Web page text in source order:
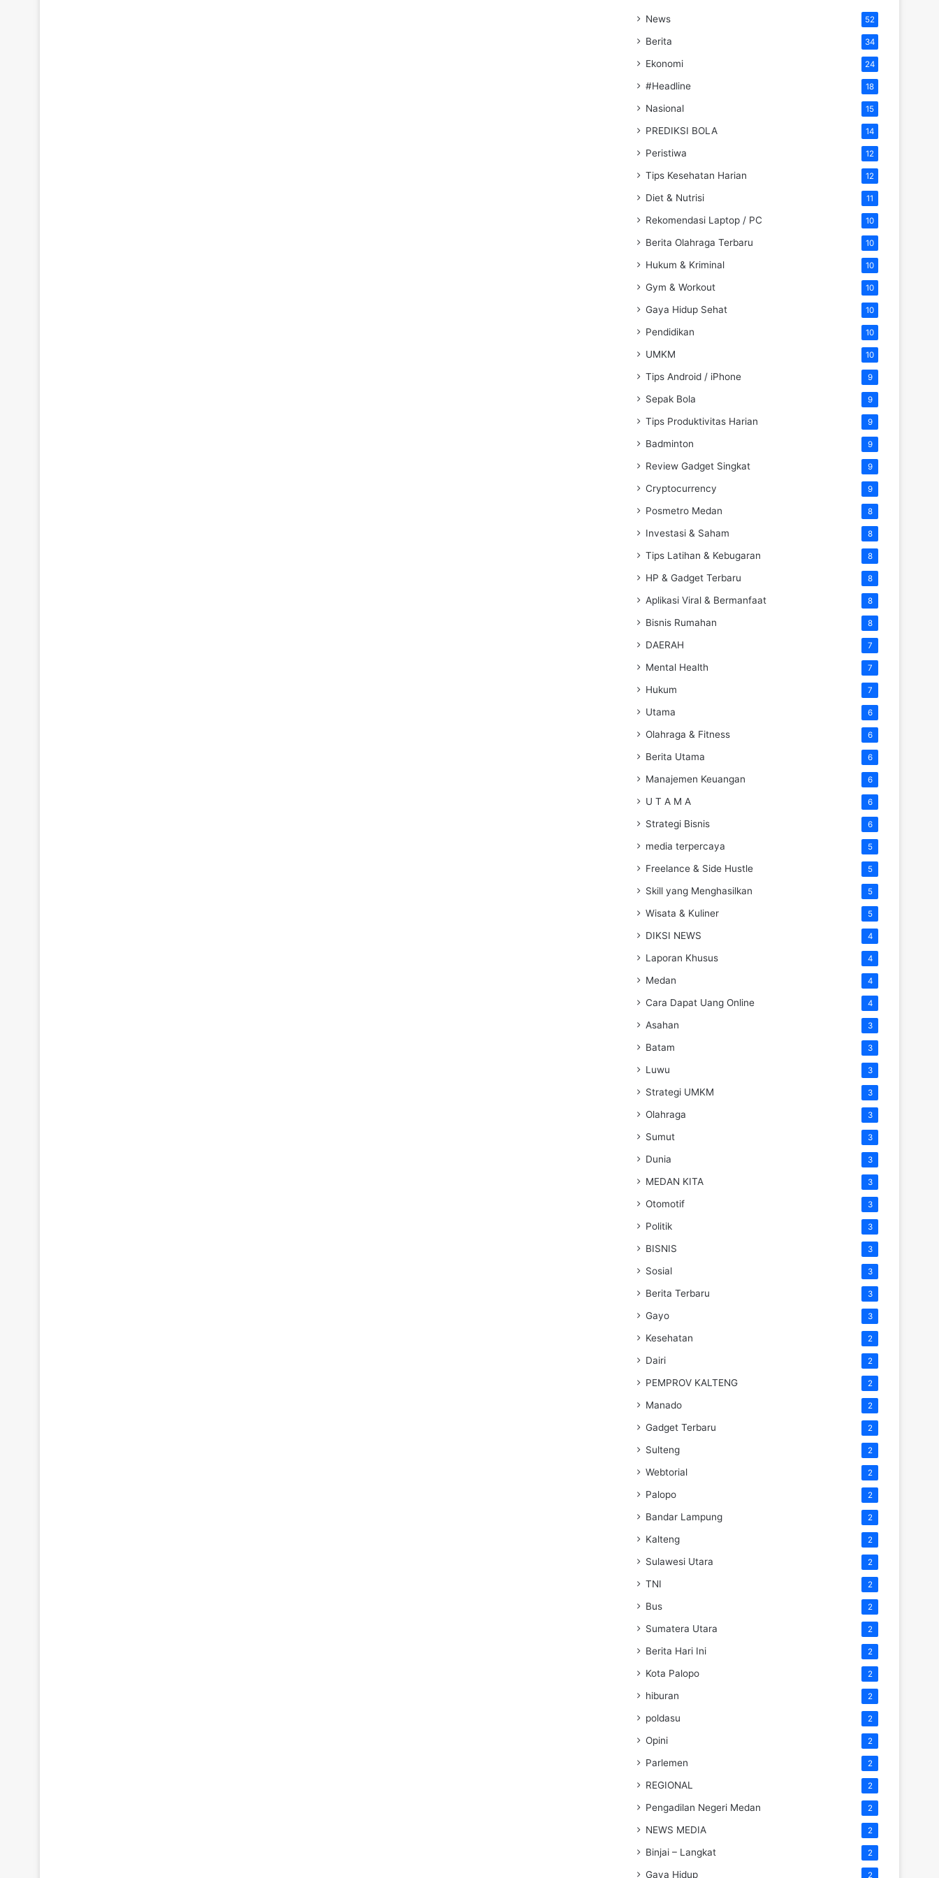
News 52
Berita 34
Ekonomi 24
#Headline 18
Nasional 15
PREDIKSI BOLA 14
Peristiwa 12
Tips Kesehatan Harian 12
Diet & Nutrisi 11
Rekomendasi Laptop / PC 10
Berita Olahraga Terbaru 10
Hukum & Kriminal 10
Gym & Workout 10
Gaya Hidup Sehat 10
Pendidikan 10
UMKM 10
Tips Android / iPhone 9
Sepak Bola 9
Tips Produktivitas Harian 9
Badminton 9
Review Gadget Singkat 9
Cryptocurrency 9
Posmetro Medan 8
Investasi & Saham 8
Tips Latihan & Kebugaran 8
HP & Gadget Terbaru 8
Aplikasi Viral & Bermanfaat 8
Bisnis Rumahan 8
DAERAH 7
Mental Health 7
Hukum 7
Utama 6
Olahraga & Fitness 6
Berita Utama 6
Manajemen Keuangan 6
U T A M A 6
Strategi Bisnis 6
media terpercaya 5
Freelance & Side Hustle 5
Skill yang Menghasilkan 5
Wisata & Kuliner 5
DIKSI NEWS 4
Laporan Khusus 4
Medan 4
Cara Dapat Uang Online 4
Asahan 3
Batam 3
Luwu 3
Strategi UMKM 3
Olahraga 3
Sumut 3
Dunia 3
MEDAN KITA 3
Otomotif 3
Politik 3
BISNIS 3
Sosial 3
Berita Terbaru 3
Gayo 3
Kesehatan 2
Dairi 2
PEMPROV KALTENG 2
Manado 2
Gadget Terbaru 2
Sulteng 2
Webtorial 2
Palopo 2
Bandar Lampung 2
Kalteng 2
Sulawesi Utara 2
TNI 2
Bus 2
Sumatera Utara 2
Berita Hari Ini 2
Kota Palopo 2
hiburan 2
poldasu 2
Opini 2
Parlemen 2
REGIONAL 2
Pengadilan Negeri Medan 2
NEWS MEDIA 2
Binjai – Langkat 2
Gaya Hidup 2